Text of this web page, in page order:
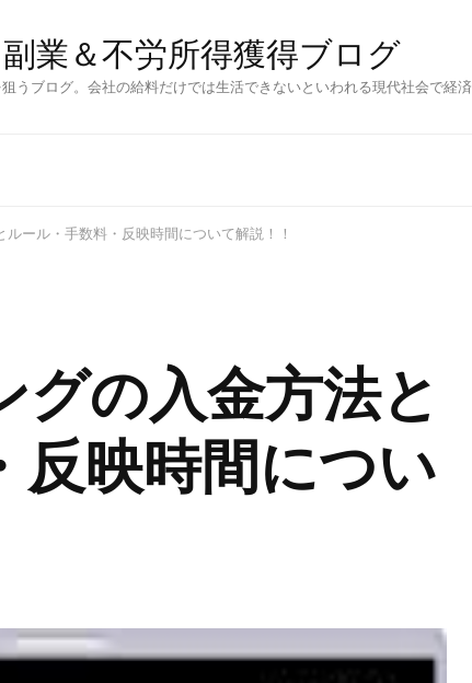
副業＆不労所得獲得ブログ
うブログ。会社の給料だけでは生活できないといわれる現代社会で経済
ール・手数料・反映時間について解説！！
グの入金方法と
反映時間につい